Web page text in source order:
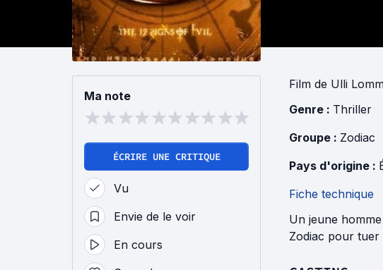
Ma note
ÉCRIRE UNE CRITIQUE
Vu
Envie de le voir
En cours
Film de Ulli
Genre : Thriller
Groupe : Zodiac
Pays d'origine :
Fiche technique
Un jeune
Zodiac pour tuer